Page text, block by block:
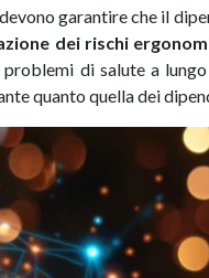
garantire che il
dei rischi
di salute a
quanto quella dei